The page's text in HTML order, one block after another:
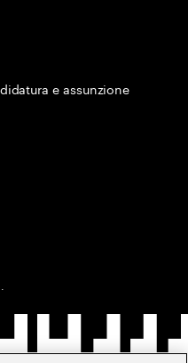
e assunzione